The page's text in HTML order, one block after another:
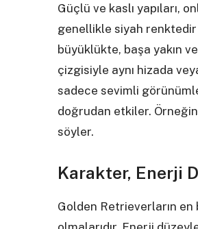
Güçlü ve kaslı yapıları,
genellikle siyah
büyüklükte, başa yakın
çizgisiyle aynı hizada
sadece sevimli
doğrudan etkiler.
söyler.
Karakter, Enerji
Golden Retrieverların en